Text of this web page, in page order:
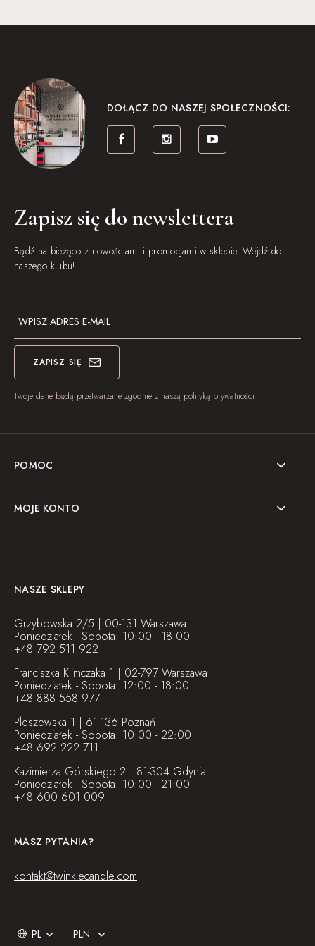
DOŁĄCZ DO NASZEJ SPOŁECZNOŚCI:
Zapisz się do newslettera
Bądź na bieżąco z nowościami i promocjami w sklepie. Wejdź do
naszego klubu!
ZAPISZ SIĘ
Twoje dane będą przetwarzane zgodnie z naszą polityką prywatności
POMOC
MOJE KONTO
NASZE SKLEPY
Grzybowska 2/5 | 00-131 Warszawa
Poniedziałek - Sobota: 10:00 - 18:00
+48 792 511 922
Franciszka Klimczaka 1 | 02-797 Warszawa
Poniedziałek - Sobota: 12:00 - 18:00
+48 888 558 977
Pleszewska 1 | 61-136 Poznań
Poniedziałek - Sobota: 10:00 - 22:00
+48 692 222 711
Kazimierza Górskiego 2 | 81-304 Gdynia
Poniedziałek - Sobota: 10:00 - 21:00
+48 600 601 009
MASZ PYTANIA?
kontakt@twinklecandle.com